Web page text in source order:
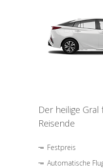
Der heilige
Reisende
Festpreis
Automatische